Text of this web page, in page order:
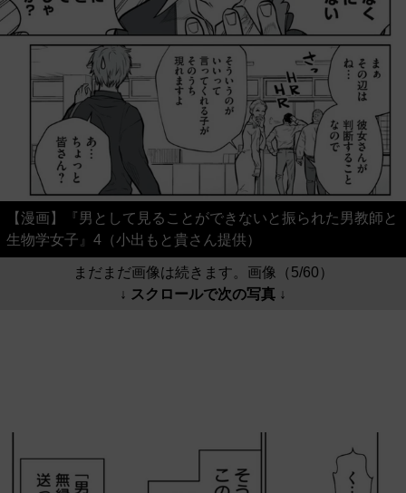
【漫画】『男として見ることができないと振られた男教師と
生物学女子』4（小出もと貴さん提供）
まだまだ画像は続きます。画像（5/60）
↓ スクロールで次の写真 ↓